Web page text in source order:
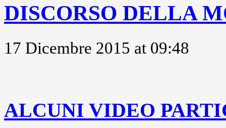
DISCORSO DELLA
17 Dicembre 2015 at 09:48
ALCUNI VIDEO